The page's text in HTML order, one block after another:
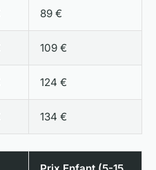
89 €
109 €
124 €
134 €